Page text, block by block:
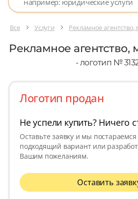
Все Услуги Рекламное агентство,
Рекламное агентство,
- логотип №
Логотип продан
Не успели купить? Ничего
Оставьте заявку и мы
подходящий вариант или
Вашим пожеланиям.
Оставить